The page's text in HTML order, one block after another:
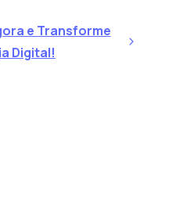
e Transforme
Digital!